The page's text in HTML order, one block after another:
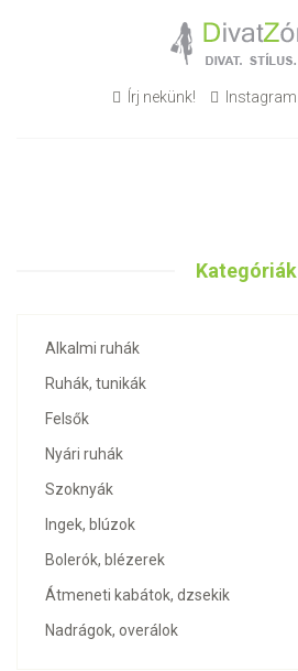
Írj nekünk! Instagram
Kategóriák
Alkalmi ruhák
Ruhák, tunikák
Felsők
Nyári ruhák
Szoknyák
Ingek, blúzok
Bolerók, blézerek
Átmeneti kabátok, dzsekik
Nadrágok, overálok